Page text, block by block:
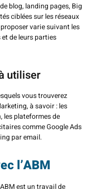
blog, landing pages, Big
ciblées sur les réseaux
varie suivant les
de leurs parties
utiliser
vous trouverez
à savoir : les
les plateformes de
comme Google Ads
par email.
l’ABM